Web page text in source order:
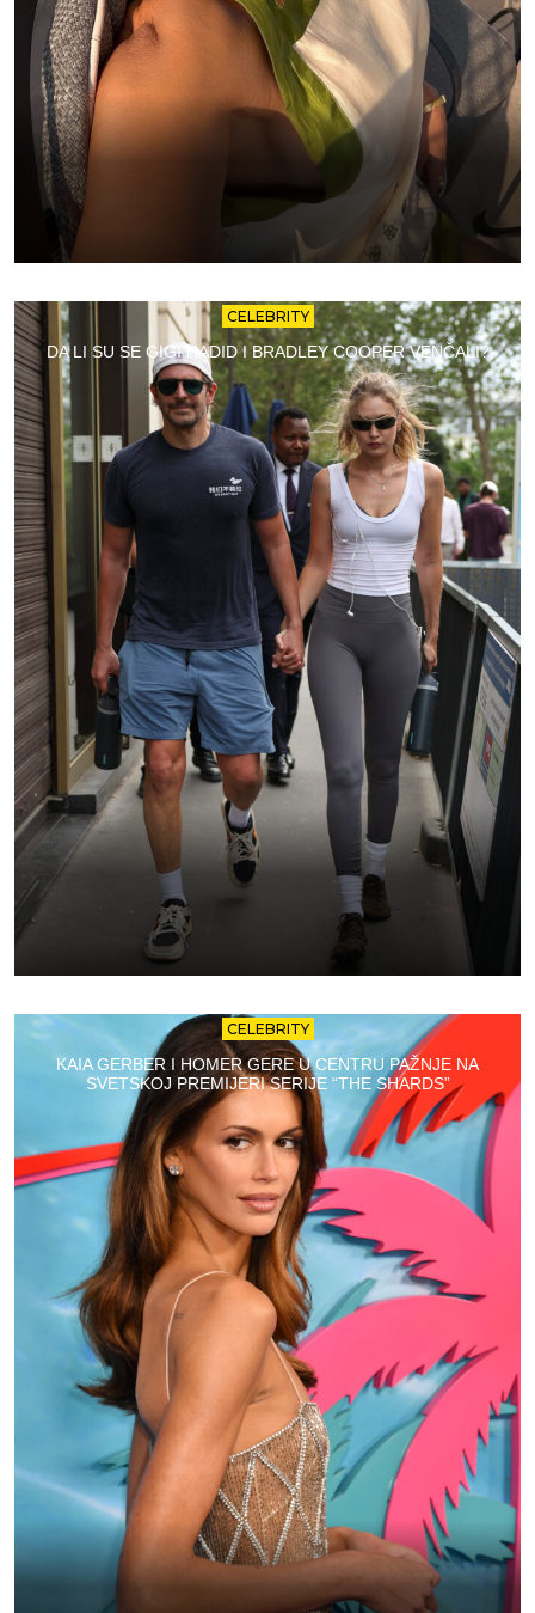
CELEBRITY
DA LI SU SE GIGI HADID I BRADLEY COOPER VENČALI?
CELEBRITY
KAIA GERBER I HOMER GERE U CENTRU PAŽNJE NA
SVETSKOJ PREMIJERI SERIJE “THE SHARDS”